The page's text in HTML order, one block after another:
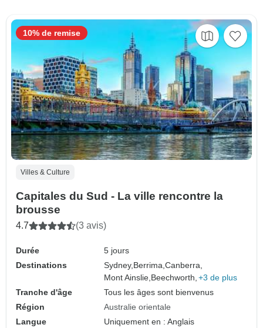
Villes & Culture
Capitales du Sud - La ville rencontre la
brousse
4.7 (3 avis)
Durée
5 jours
Destinations
Sydney, Berrima,Canberra,
Mont Ainslie, Beechworth, +3 de plus
Tranche d'âge
Tous les âges sont bienvenus
Région
Australie orientale
Langue
Uniquement en : Anglais
10% de remise